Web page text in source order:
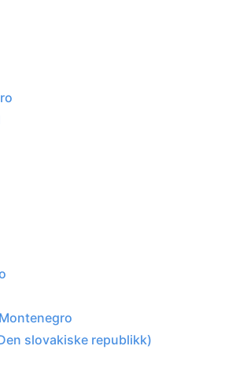
slovakiske republikk)